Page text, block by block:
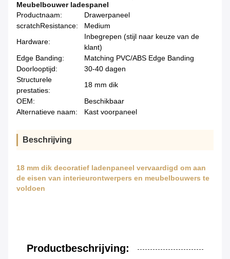
Meubelbouwer ladespanel
Productnaam:
Drawerpaneel
scratchResistance:
Medium
Hardware:
Inbegrepen (stijl naar keuze van de
klant)
Edge Banding:
Matching PVC/ABS Edge Banding
Doorlooptijd:
30-40 dagen
Structurele
prestaties:
18 mm dik
OEM:
Beschikbaar
Alternatieve naam:
Kast voorpaneel
Beschrijving
18 mm dik decoratief ladenpaneel vervaardigd om aan
de eisen van interieurontwerpers en meubelbouwers te
voldoen
Productbeschrijving: